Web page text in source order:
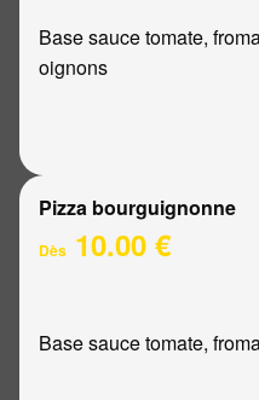
Base sauce tomate,
oignons
Pizza bourguignonne
Dès 10.00 €
Base sauce tomate,